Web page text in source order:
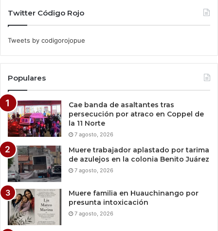
Twitter Código Rojo
Tweets by codigorojopue
Populares
Cae banda de asaltantes tras
persecución por atraco en Coppel de
la 11 Norte
7 agosto, 2026
Muere trabajador aplastado por tarima
de azulejos en la colonia Benito Juárez
7 agosto, 2026
Muere familia en Huauchinango por
presunta intoxicación
7 agosto, 2026